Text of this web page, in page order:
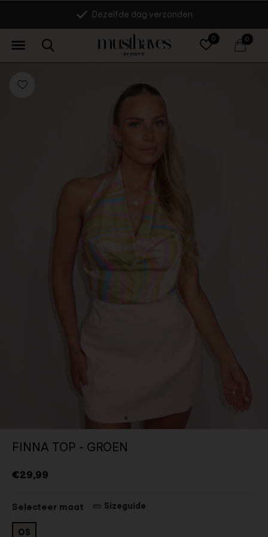
0 0
Dezelfde dag verzonden
FINNA TOP - GROEN
€29,99
Selecteer maat Sizeguide
OS